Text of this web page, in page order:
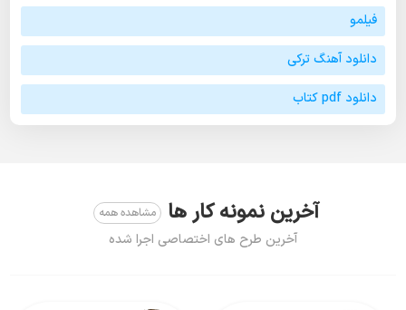
فیلمو
دانلود آهنگ ترکی
دانلود pdf کتاب
آخرین نمونه کار ها مشاهده همه
آخرین طرح های اختصاصی اجرا شده